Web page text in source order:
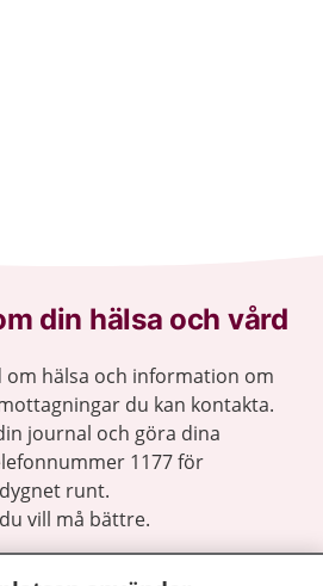
din hälsa och vård
om hälsa och information om
du kan kontakta.
journal och göra dina
1177 för
runt.
vill må bättre.